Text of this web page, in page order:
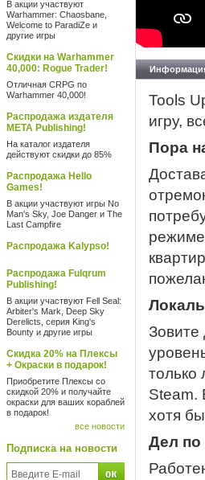
В акции участвуют
Warhammer: Chaosbane,
Welcome to ParadiZe и
другие игры
Скидки на Warhammer
40,000: Rogue Trader!
Отличная CRPG по
Warhammer 40,000!
Распродажа издателя
META Publishing!
На каталог издателя
действуют скидки до 85%
Распродажа Hello
Games!
В акции участвуют игры No
Man's Sky, Joe Danger и The
Last Campfire
Распродажа Kalypso!
Распродажа Fulqrum
Publishing!
В акции участвуют Fell Seal:
Arbiter's Mark, Deep Sky
Derelicts, серия King's
Bounty и другие игры
Скидка 20% на Плексы
+ Окраски в подарок!
Приобретите Плексы со
скидкой 20% и получайте
окраски для ваших кораблей
в подарок!
все новости
Подписка на новости
Tools
игру,
Пора
Зовите
только
Steam.
хотя
Дел по